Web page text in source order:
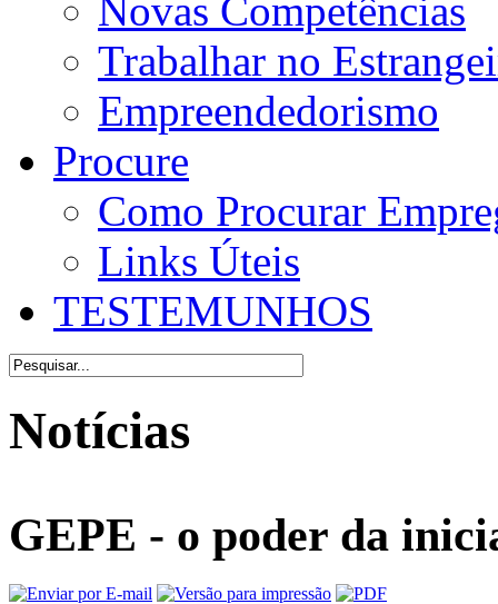
Novas Competências
Trabalhar no
Empreendedorismo
Procure
Como Procurar
Links Úteis
TESTEMUNHOS
Notícias
GEPE - o poder da